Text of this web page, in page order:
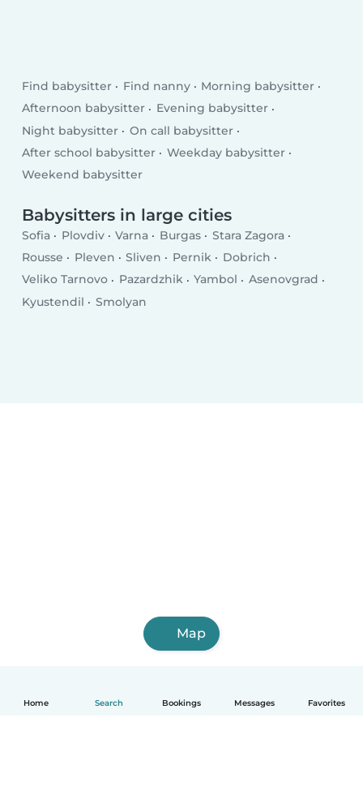
Home Search Bookings Messages Favorites
Find babysitter Find nanny
Morning babysitter
Afternoon babysitter
Evening babysitter
Night babysitter
On call babysitter
After school babysitter
Weekday babysitter
Weekend babysitter
Babysitters in large cities
Sofia Plovdiv Varna Burgas
Stara Zagora
Rousse
Pleven Sliven Pernik
Dobrich
Veliko Tarnovo
Pazardzhik Yambol
Asenovgrad
Kyustendil
Smolyan
Map